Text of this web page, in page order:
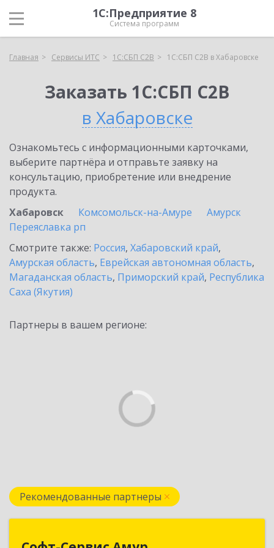
1С:Предприятие 8
Система программ
Главная Сервисы ИТС 1С:СБП C2B 1С:СБП C2B в Хабаровске
Заказать 1С:СБП C2B
в Хабаровске
Ознакомьтесь с информационными карточками,
выберите партнёра и отправьте заявку на
консультацию, приобретение или внедрение
продукта.
Хабаровск
Комсомольск-на-Амуре
Амурск
Переяславка рп
Смотрите также: Россия, Хабаровский край,
Амурская область, Еврейская автономная область,
Магаданская область, Приморский край, Республика
Саха (Якутия)
Партнеры в вашем регионе:
Рекомендованные партнеры